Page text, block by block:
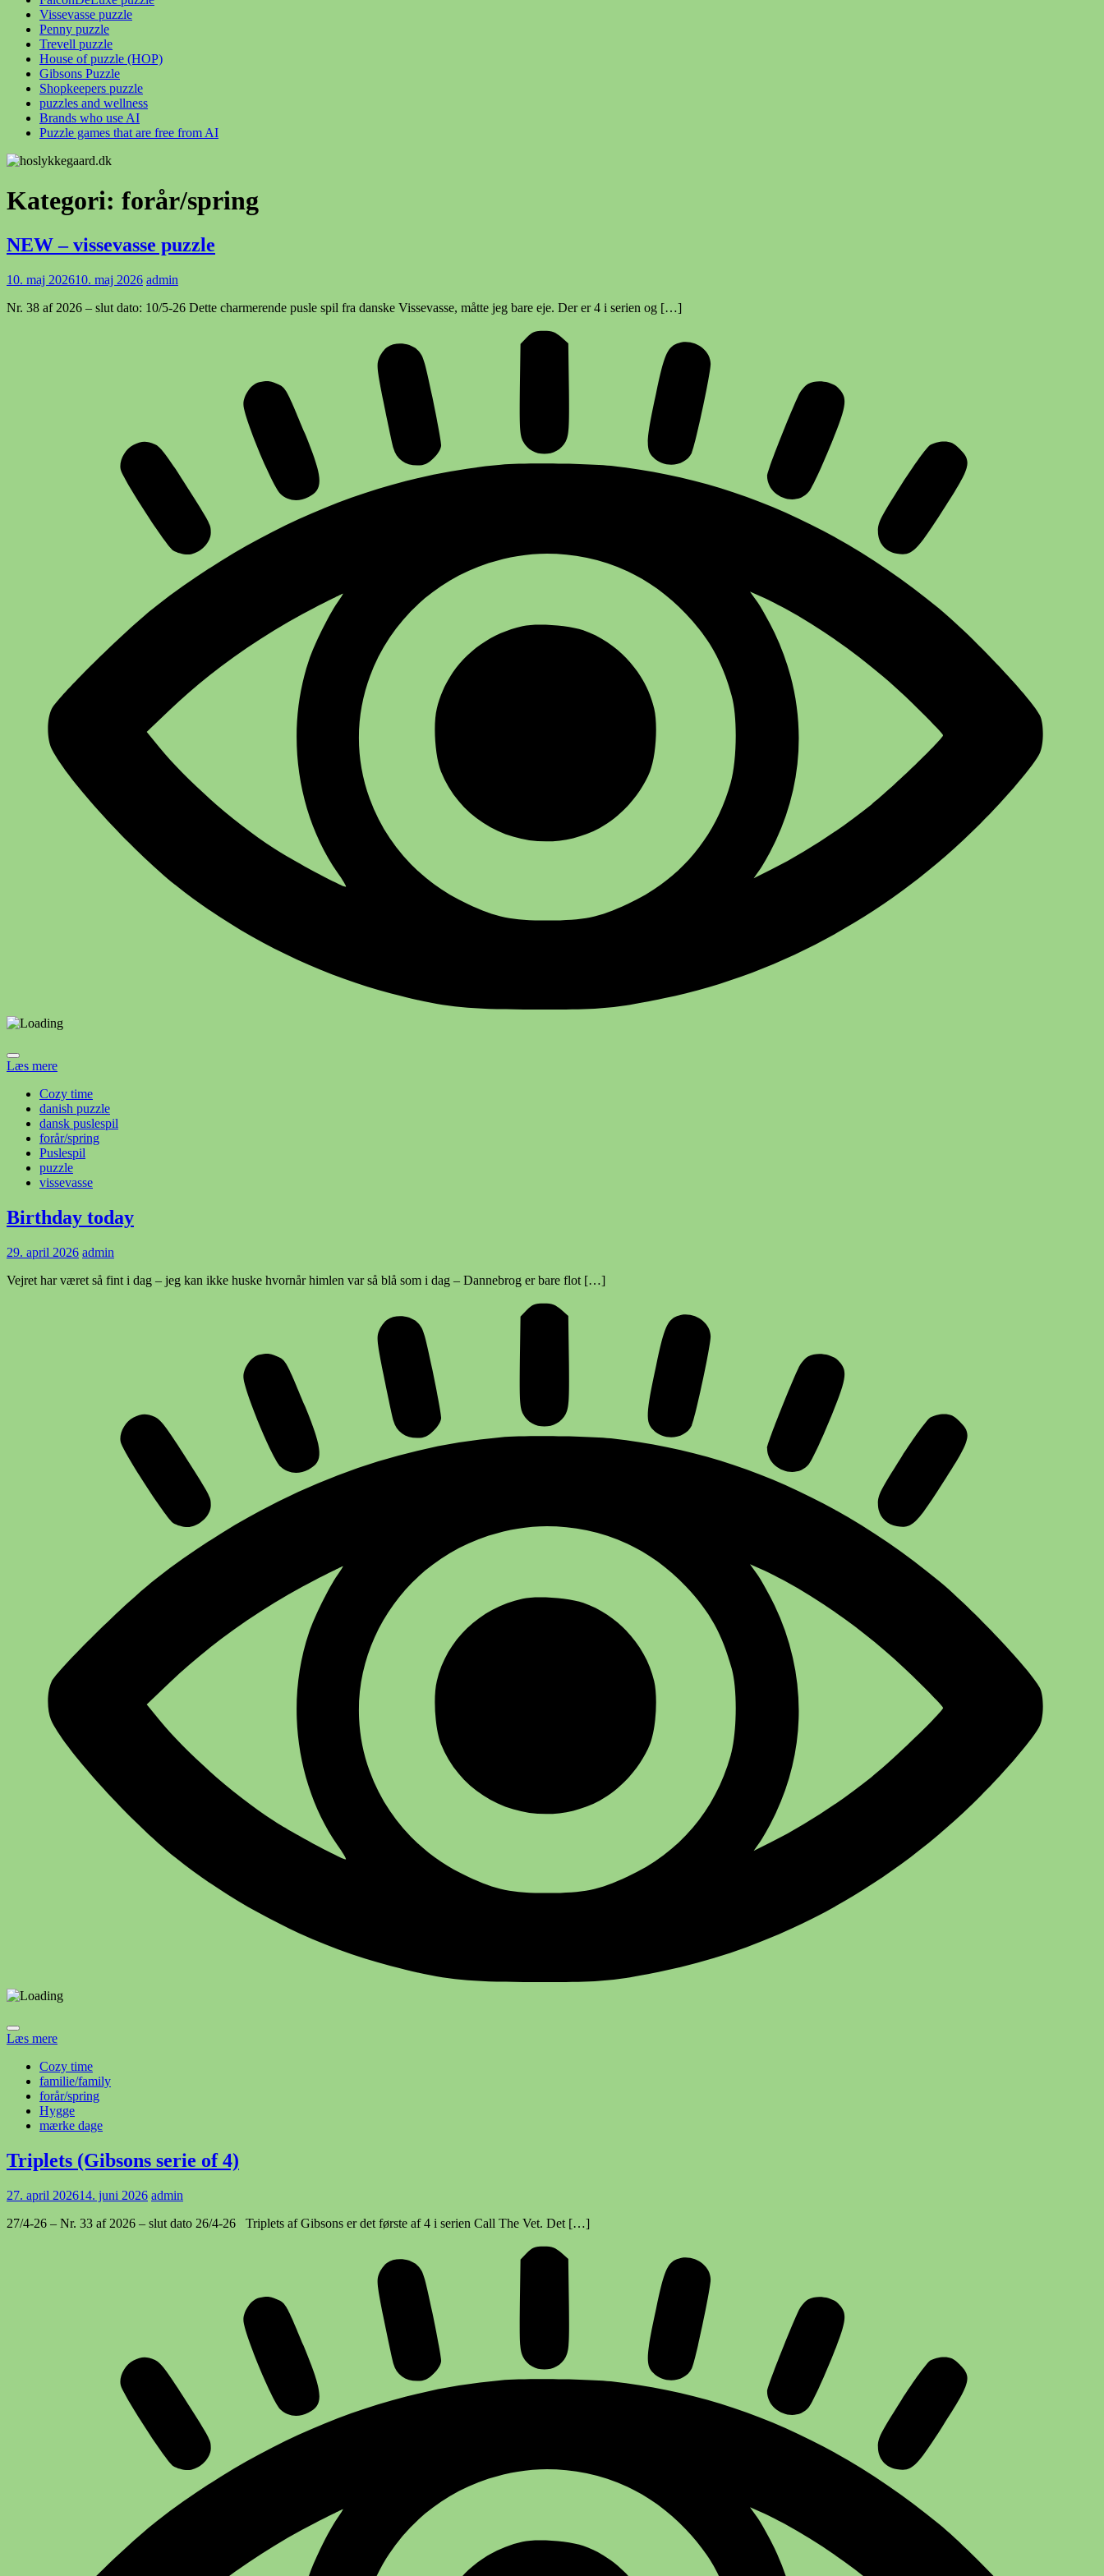
Vissevasse puzzle
Penny puzzle
Trevell puzzle
House of puzzle (HOP)
Gibsons Puzzle
Shopkeepers puzzle
puzzles and wellness
Brands who use AI
Puzzle games that are free from AI
Kategori: forår/spring
NEW – vissevasse puzzle
10. maj 202610. maj 2026 admin
Nr. 38 af 2026 – slut dato: 10/5-26 Dette charmerende pusle spil fra danske Vissevasse, måtte jeg bare eje. Der er 4 i serien og […]
Læs mere
Cozy time
danish puzzle
dansk puslespil
forår/spring
Puslespil
puzzle
vissevasse
Birthday today
29. april 2026 admin
Vejret har været så fint i dag – jeg kan ikke huske hvornår himlen var så blå som i dag – Dannebrog er bare flot […]
Læs mere
Cozy time
familie/family
forår/spring
Hygge
mærke dage
Triplets (Gibsons serie of 4)
27. april 202614. juni 2026 admin
27/4-26 – Nr. 33 af 2026 – slut dato 26/4-26 Triplets af Gibsons er det første af 4 i serien Call The Vet. Det […]